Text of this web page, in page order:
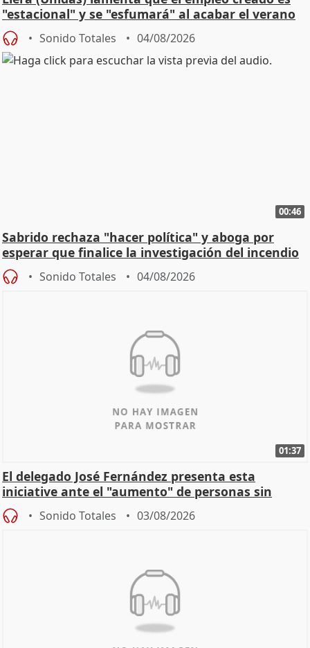
"estacional" y se "esfumará" al acabar el verano
Sonido Totales 04/08/2026
00:46
Sabrido rechaza "hacer política" y aboga por
esperar que finalice la investigación del incendio
Sonido Totales 04/08/2026
01:37
El delegado José Fernández presenta esta
iniciative ante el "aumento" de personas sin
hogar en Madri
Sonido Totales 03/08/2026